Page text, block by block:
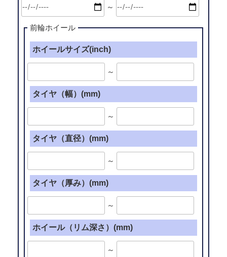
～
前輪ホイール
ホイールサイズ(inch)
～
タイヤ（幅）(mm)
～
タイヤ（直径）(mm)
～
タイヤ（厚み）(mm)
～
ホイール（リム深さ）(mm)
～